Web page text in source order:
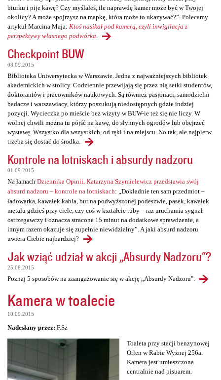
biurku i pije kawę? Czy myślałeś, ile naprawdę kamer może być w Twojej
okolicy? A może spojrzysz na mapkę, która może to ukazywać?”. Polecamy
artykuł Marcina Maja: Ktoś nasikał pod kamerą, czyli inwigilacja z
perspektywy własnego podwórka
Checkpoint BUW
08.09.2015
Biblioteka Uniwersytecka w Warszawie. Jedna z najważniejszych bibliotek
akademickich w stolicy. Codziennie przewijają się przez nią setki studentów,
doktorantów i pracowników naukowych. Są również pasjonaci, samodzielni
badacze i warszawiacy, którzy poszukują niedostępnych gdzie indziej
pozycji. Wycieczka po mieście bez wizyty w BUW-ie też się nie liczy. W
wolnej chwili można tu pójść na kawę, do słynnych ogrodów lub obejrzeć
wystawę. Wszystko dla wszystkich, od ręki i na miejscu. No tak, ale najpierw
trzeba się dostać do środka.
Kontrole na lotniskach i absurdy nadzoru
01.09.2015
Na łamach Dziennika Opinii, Katarzyna Szymielewicz przedstawia swój
absurd nadzoru – kontrole na lotniskach: „Dokładnie ten sam przedmiot –
ładowarka, kawałek kabla, but na podwyższonej podeszwie, pasek, kawałek
metalu gdzieś przy ciele, czy coś w kształcie tuby – raz uruchamia sygnał
ostrzegawczy i oznacza stracone 15 minut na dodatkowe sprawdzenie, a
innym razem okazuje się zupełnie niewidzialny”. A jaki absurd nadzoru
uwiera Ciebie najbardziej?
Jak wziąć udział w akcji „Absurdy Nadzoru"?
25.08.2015
Poznaj 5 sposobów na zaangażowanie się w akcję „Absurdy Nadzoru".
Kamera w toalecie
10.09.2015
Nadesłany przez: F.Sz
Toaleta przy stacji benzynowej
Orlen w Rabie Wyżnej 256a.
Kamera jest umieszczona
centralnie nad pisuarem.